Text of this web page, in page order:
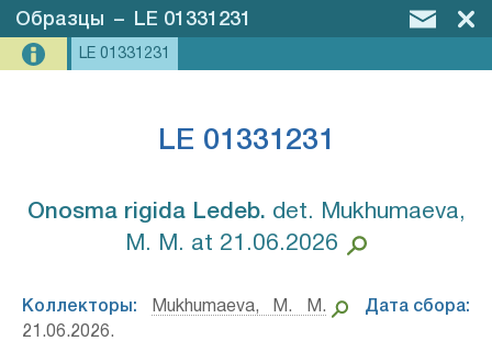
Образцы – LE 01331231
LE 01331231
LE 01331231
Onosma rigida Ledeb.⁣ det. Mukhumaeva,
M. M. at 21.06.2026
Коллекторы: Mukhumaeva, M. M.
Дата сбора:
21.06.2026.